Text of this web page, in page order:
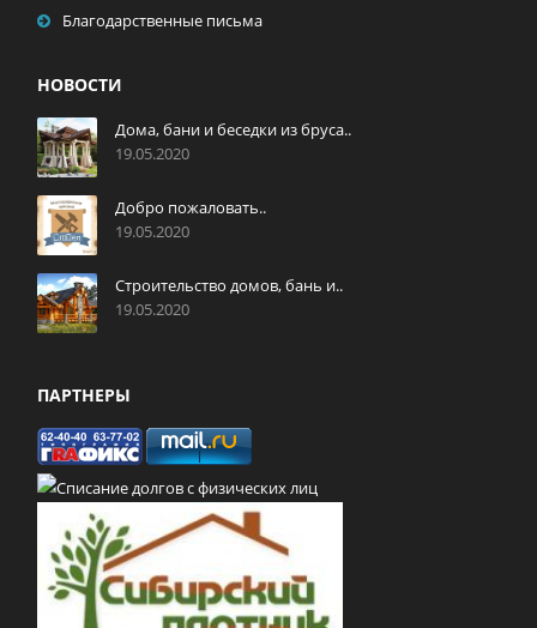
Благодарственные письма
НОВОСТИ
Дома, бани и беседки из бруса..
19.05.2020
Добро пожаловать..
19.05.2020
Строительство домов, бань и..
19.05.2020
ПАРТНЕРЫ